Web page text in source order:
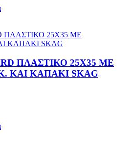
ΠΛΑΣΤΙΚΟ 25X35 ΜΕ
ΚΑΙ ΚΑΠΑΚΙ SKAG